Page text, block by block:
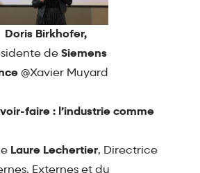
Doris Birkhofer,
de Siemens
@Xavier Muyard
faire : l’industrie comme
Laure Lechertier, Directrice
Externes et du